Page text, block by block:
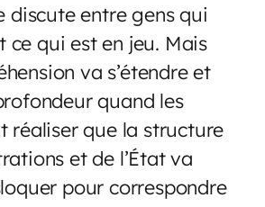
discute entre gens qui
ce qui est en jeu. Mais
va s’étendre et
quand les
réaliser que la structure
et de l’État va
pour correspondre